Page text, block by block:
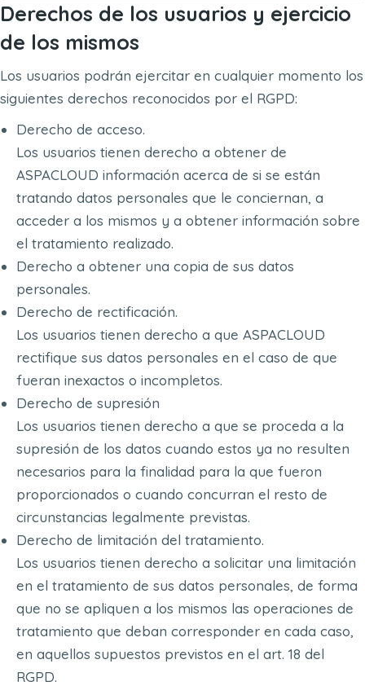
Derechos de los usuarios y ejercicio
de los mismos
Los usuarios podrán ejercitar en cualquier momento los
siguientes derechos reconocidos por el RGPD:
Derecho de acceso.
Los usuarios tienen derecho a obtener de
ASPACLOUD información acerca de si se están
tratando datos personales que le conciernan, a
acceder a los mismos y a obtener información sobre
el tratamiento realizado.
Derecho a obtener una copia de sus datos
personales.
Derecho de rectificación.
Los usuarios tienen derecho a que ASPACLOUD
rectifique sus datos personales en el caso de que
fueran inexactos o incompletos.
Derecho de supresión
Los usuarios tienen derecho a que se proceda a la
supresión de los datos cuando estos ya no resulten
necesarios para la finalidad para la que fueron
proporcionados o cuando concurran el resto de
circunstancias legalmente previstas.
Derecho de limitación del tratamiento.
Los usuarios tienen derecho a solicitar una limitación
en el tratamiento de sus datos personales, de forma
que no se apliquen a los mismos las operaciones de
tratamiento que deban corresponder en cada caso,
en aquellos supuestos previstos en el art. 18 del
RGPD.